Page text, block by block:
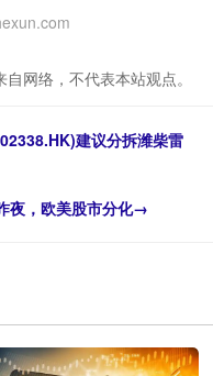
网络，不代表本站观点。
建议分拆潍柴雷
夜，欧美股市分化→